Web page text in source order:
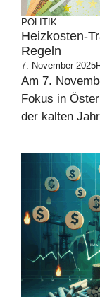
POLITIK
Heizkosten-
Regeln
7. November 2025
Am 7.
Fokus in
der kalten